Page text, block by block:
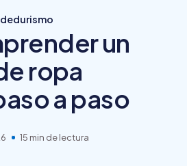
un
ropa
a paso
15 min de lectura